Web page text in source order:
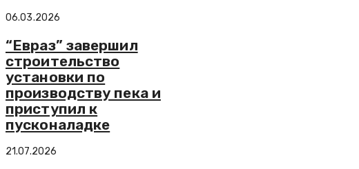
06.03.2026
“Евраз” завершил
строительство
установки по
производству пека и
приступил к
пусконаладке
21.07.2026